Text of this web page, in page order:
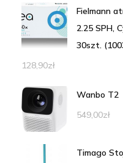
Fielmann
2.25 SPH,
30szt.
128,90zł
Wanbo T2
549,00zł
Timago